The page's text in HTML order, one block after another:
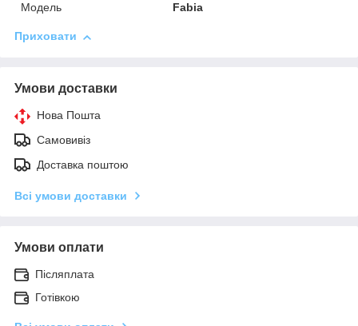
Мoдель
Fabia
Приховати
Умови доставки
Нова Пошта
Самовивіз
Доставка поштою
Всі умови доставки
Умови оплати
Післяплата
Готівкою